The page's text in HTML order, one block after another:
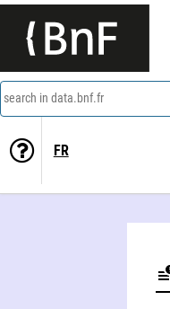
search in data.bnf.fr
FR